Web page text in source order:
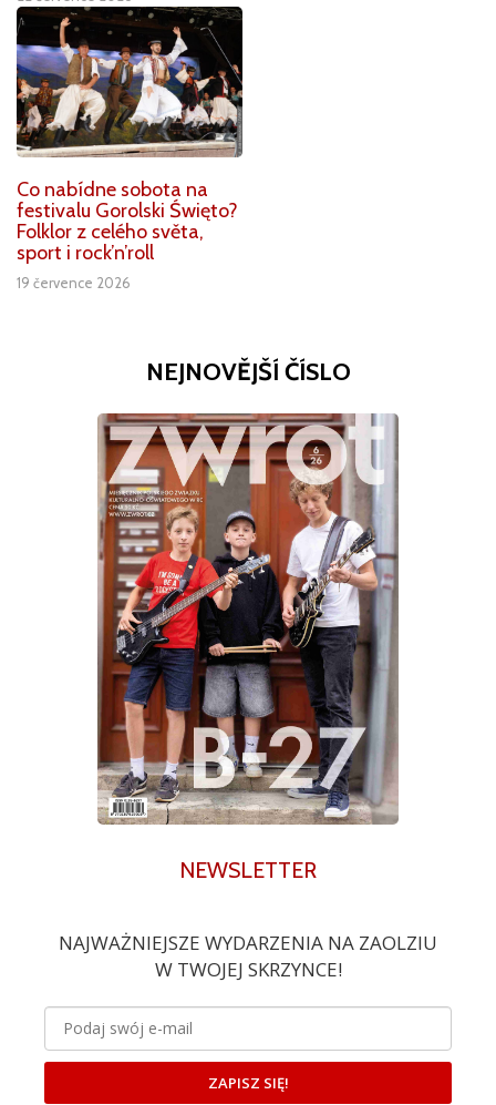
Co nabídne sobota na
festivalu Gorolski Święto?
Folklor z celého světa,
sport i rock’n’roll
19 července 2026
NEJNOVĚJŠÍ ČÍSLO
NEWSLETTER
NAJWAŻNIEJSZE WYDARZENIA NA ZAOLZIU
W TWOJEJ SKRZYNCE!
ZAPISZ SIĘ!